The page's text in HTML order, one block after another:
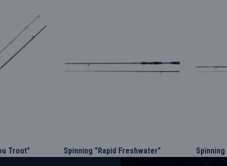
Trout"
Spinning "Rapid Freshwater"
(2.10m,